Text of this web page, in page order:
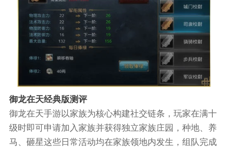
御龙在天经典版测评
御龙在天手游以家族为核心构建社交链条，玩家在满十
级时即可申请加入家族并获得独立家族庄园，种地、养
马、砸星这些日常活动均在家族领地内发生，组队完成